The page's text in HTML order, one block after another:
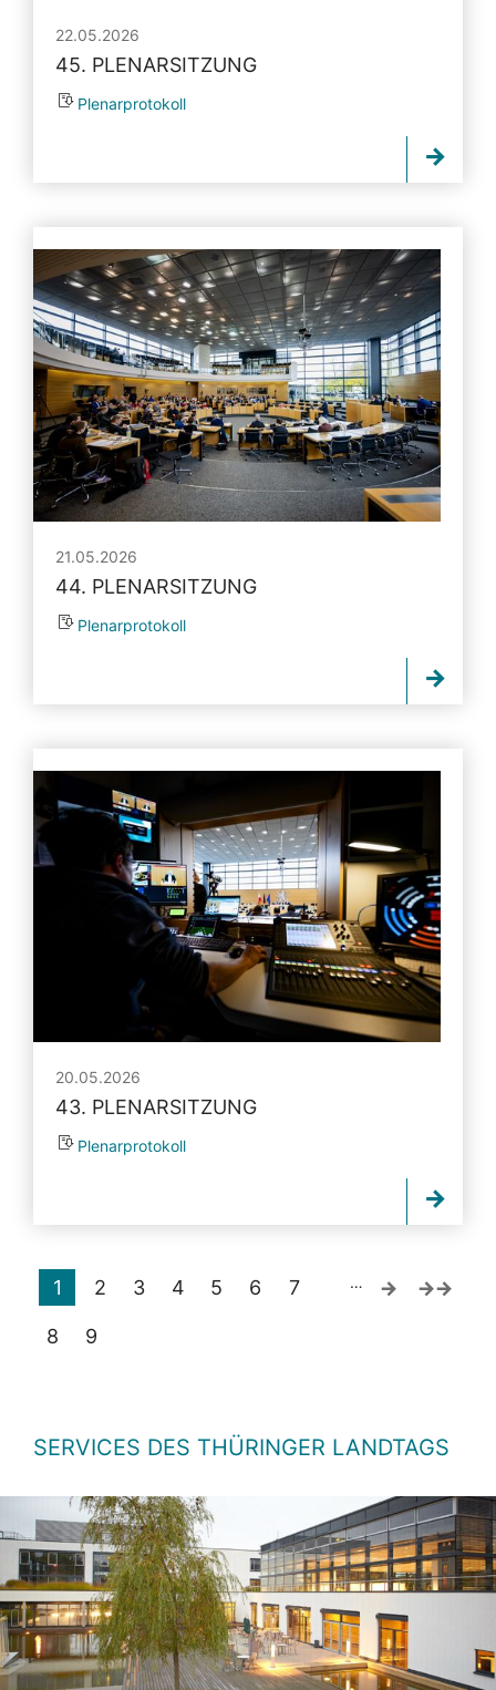
22.05.2026
45. PLENARSITZUNG
Plenarprotokoll
21.05.2026
44. PLENARSITZUNG
Plenarprotokoll
20.05.2026
43. PLENARSITZUNG
Plenarprotokoll
1 2 3 4 5 6 7
8 9
…
SERVICES DES THÜRINGER LANDTAGS